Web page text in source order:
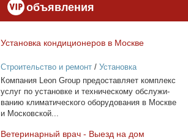
объявления
Уста­нов­ка кон­ди­ци­о­не­ров в Москве
Строительство и ремонт/ Установка
кондиционеров
Ком­па­ния Leon Group предо­став­ля­ет ком­плекс
услуг по уста­нов­ке и тех­ни­че­ско­му об­слу­жи­
ва­нию кли­ма­ти­че­ско­го обо­ру­до­ва­ния в Москве
и Мос­ков­ской...
Ве­те­ри­нар­ный врач - Вы­езд на дом